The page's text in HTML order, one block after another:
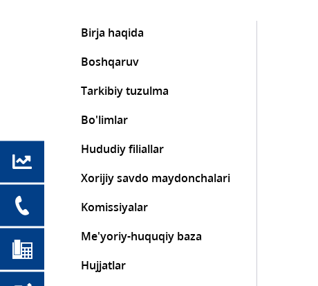
Birja haqida
Boshqaruv
Tarkibiy tuzulma
Bo'limlar
Hududiy filiallar
Xorijiy savdo maydonchalari
Komissiyalar
Me'yoriy-huquqiy baza
Hujjatlar